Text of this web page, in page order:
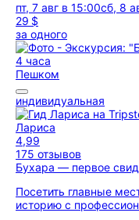
пт, 7 авг в 15:00сб, 8
29 $
за одного
4 часа
Пешком
индивидуальная
Лариса
4,99
175 отзывов
Бухара — первое
Посетить главные
историю с